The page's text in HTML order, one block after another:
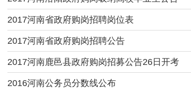
2017河南省政府购岗招聘岗位表
2017河南省政府购岗招聘公告
2017河南鹿邑县政府购岗招募公告26日开考
2016河南公务员分数线公布